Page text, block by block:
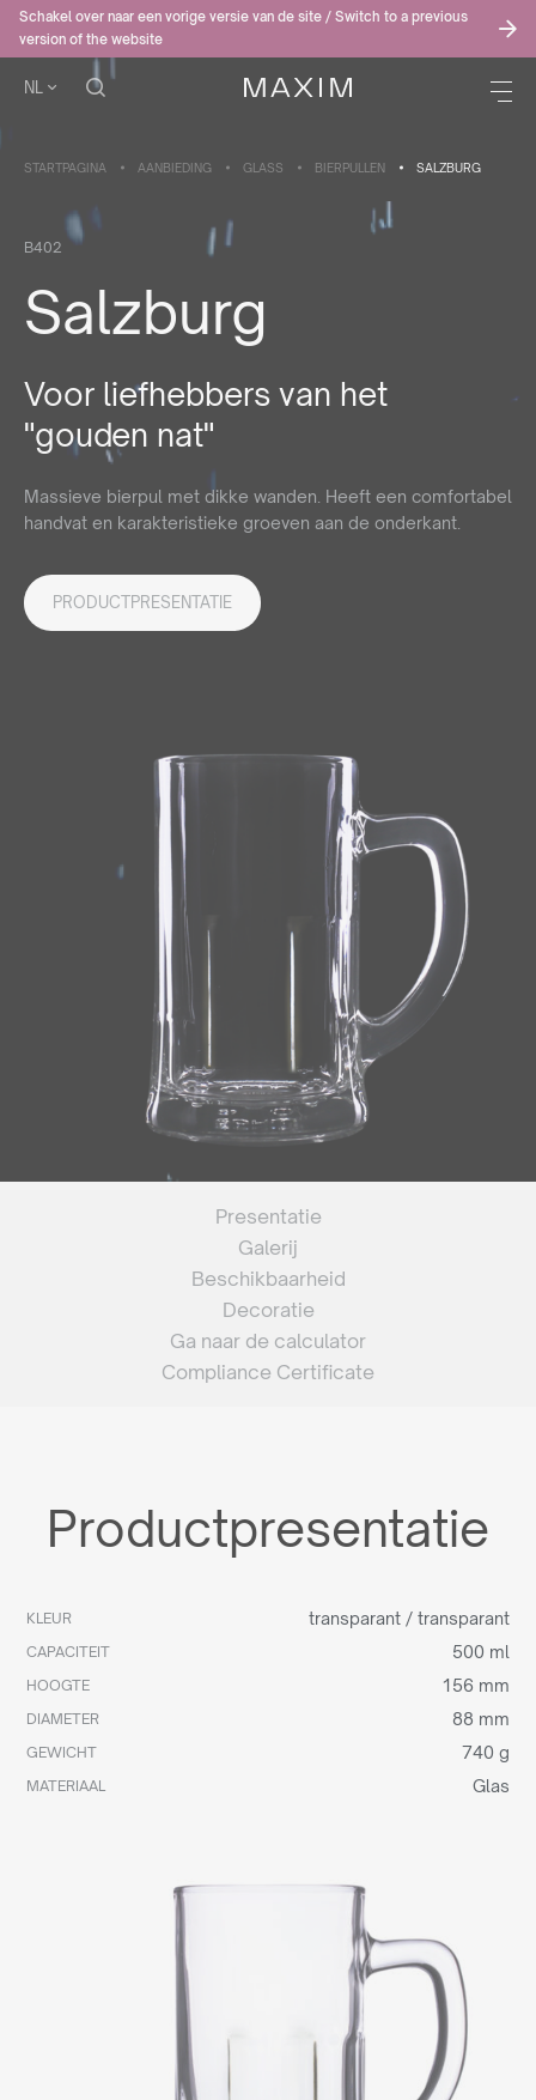
Schakel over naar een vorige versie van de site / Switch to a previous
version of the website
NL
STARTPAGINA AANBIEDING GLASS BIERPULLEN SALZBURG
B402
Salzburg
Voor liefhebbers van het
"gouden nat"
Massieve bierpul met dikke wanden. Heeft een comfortabel
handvat en karakteristieke groeven aan de onderkant.
PRODUCTPRESENTATIE
Presentatie
Galerij
Beschikbaarheid
Decoratie
Ga naar de calculator
Compliance Certificate
Productpresentatie
KLEUR transparant / transparant
CAPACITEIT 500 ml
HOOGTE 156 mm
DIAMETER 88 mm
GEWICHT 740 g
MATERIAAL Glas